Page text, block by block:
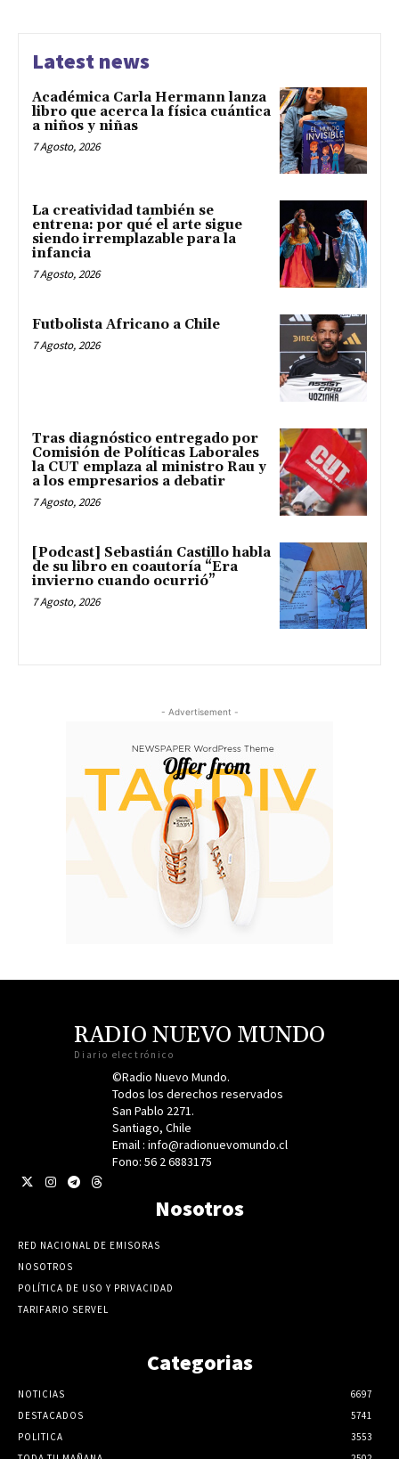
Latest news
Académica Carla Hermann lanza
libro que acerca la física cuántica
a niños y niñas
7 Agosto, 2026
La creatividad también se
entrena: por qué el arte sigue
siendo irremplazable para la
infancia
7 Agosto, 2026
Futbolista Africano a Chile
7 Agosto, 2026
Tras diagnóstico entregado por
Comisión de Políticas Laborales
la CUT emplaza al ministro Rau y
a los empresarios a debatir
7 Agosto, 2026
[Podcast] Sebastián Castillo habla
de su libro en coautoría “Era
invierno cuando ocurrió”
7 Agosto, 2026
- Advertisement -
RADIO NUEVO MUNDO
Diario electrónico
©Radio Nuevo Mundo.
Todos los derechos reservados
San Pablo 2271.
Santiago, Chile
Email : info@radionuevomundo.cl
Fono: 56 2 6883175
Nosotros
RED NACIONAL DE EMISORAS
NOSOTROS
POLÍTICA DE USO Y PRIVACIDAD
TARIFARIO SERVEL
Categorias
NOTICIAS
6697
DESTACADOS
5741
POLITICA
3553